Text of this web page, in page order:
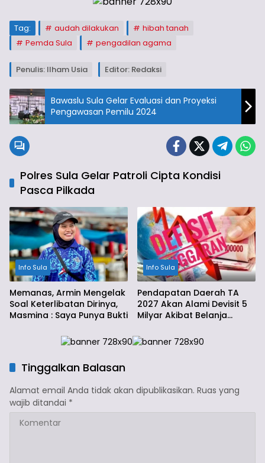
Tag: audah dilakukan
hibah tanah
Pemda Sula
pengadilan agama
Penulis: Ilham Usia Editor: Redaksi
Bawaslu Sula Gelar Evaluasi dan Proyeksi
Pengawasan Pemilu 2024
Polres Sula Gelar Patroli Cipta Kondisi
Pasca Pilkada
Info Sula
Memanas, Armin Mengelak
Soal Keterlibatan Dirinya,
Masmina : Saya Punya Bukti
Info Sula
Pendapatan Daerah TA
2027 Akan Alami Devisit 5
Milyar Akibat Belanja
Tinggalkan Balasan
Alamat email Anda tidak akan dipublikasikan. Ruas yang
wajib ditandai *